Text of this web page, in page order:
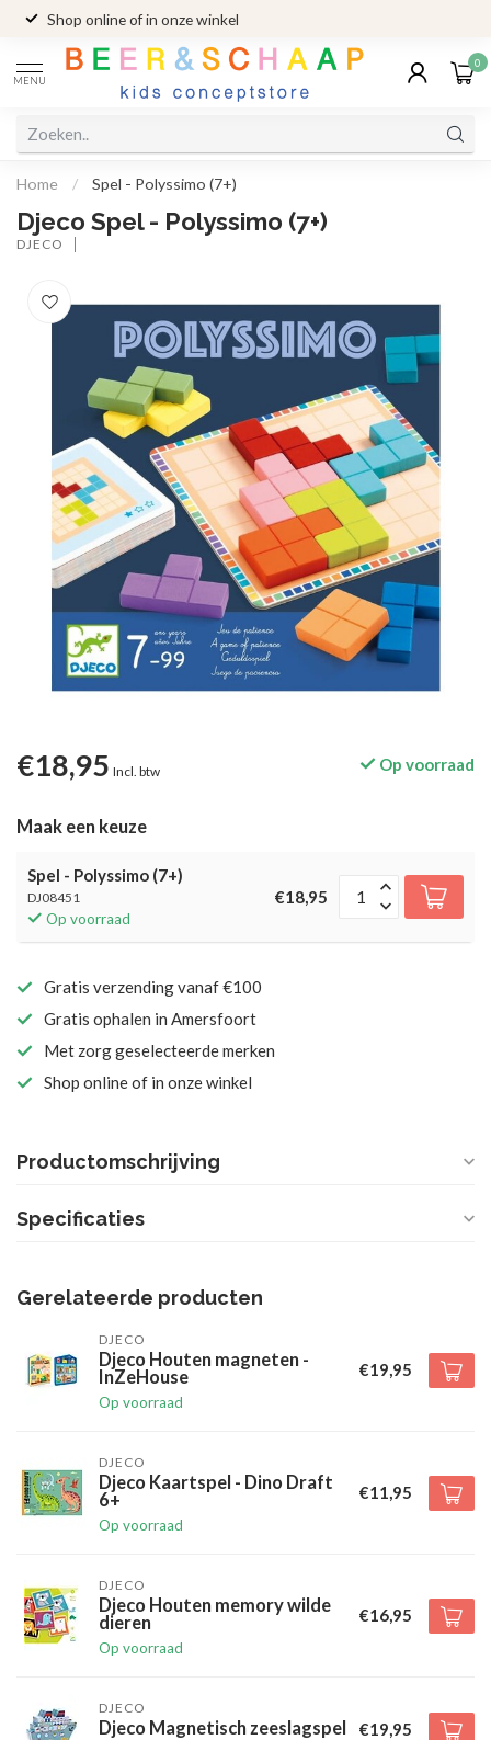
Shop online of in onze winkel
MENU
0
Home / Spel - Polyssimo (7+)
Djeco Spel - Polyssimo (7+)
DJECO
€18,95 Incl. btw Op voorraad
Maak een keuze
Spel - Polyssimo (7+)
DJ08451
Op voorraad
€18,95
Gratis verzending vanaf €100
Gratis ophalen in Amersfoort
Met zorg geselecteerde merken
Shop online of in onze winkel
Productomschrijving
Specificaties
Gerelateerde producten
DJECO
Djeco Houten magneten -
InZeHouse
Op voorraad
€19,95
DJECO
Djeco Kaartspel - Dino Draft
6+
Op voorraad
€11,95
DJECO
Djeco Houten memory wilde
dieren
Op voorraad
€16,95
DJECO
Djeco Magnetisch zeeslagspel €19,95